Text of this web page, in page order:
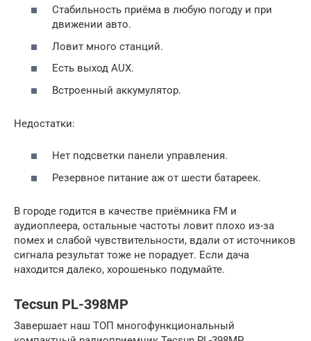
Стабильность приёма в любую погоду и при
движении авто.
Ловит много станций.
Есть выход AUX.
Встроенный аккумулятор.
Недостатки:
Нет подсветки панели управления.
Резервное питание аж от шести батареек.
В городе годится в качестве приёмника FM и
аудиоплеера, остальные частоты ловит плохо из-за
помех и слабой чувствительности, вдали от источников
сигнала результат тоже не порадует. Если дача
находится далеко, хорошенько подумайте.
Tecsun PL-398MP
Завершает наш ТОП многофункциональный